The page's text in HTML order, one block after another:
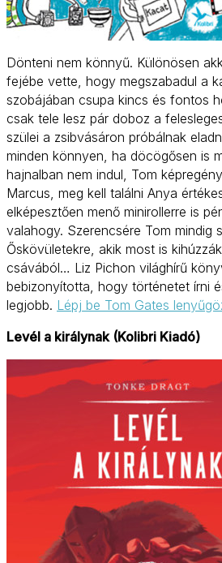
Dönteni nem könnyű. Különösen
fejébe vette, hogy megszabadul a
szobájában csupa kincs és fontos
csak tele lesz pár doboz a
szülei a zsibvásáron próbálnak
minden könnyen, ha döcögősen is
hajnalban nem indul, Tom
Marcus, meg kell találni Anya
elképesztően menő minirollerre is
valahogy. Szerencsére Tom mindig
Őskövületekre, akik most is
csávából… Liz Pichon világhírű
bebizonyította, hogy történetet írni
legjobb. Lépj be Tom Gates
Levél a királynak (Kolibri Kiadó)